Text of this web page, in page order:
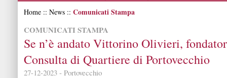
Home :: News :: Comunicati Stampa
COMUNICATI STAMPA
Se n’è andato Vittorino Olivieri,
Consulta di Quartiere di Portovecchio
27-12-2023 - Portovecchio